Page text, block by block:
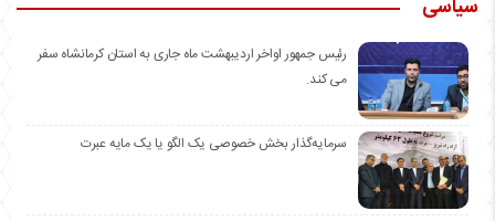
سیاسی
رئیس جمهور اواخر اردیبهشت ماه جاری به استان کرمانشاه سفر
می کند.
سرمایه‌گذار بخش خصوصی یک الگو یا یک مایه عبرت